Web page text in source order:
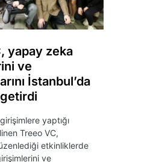
yapay zeka
ve
İstanbul’da
yaptığı
Treeo VC,
etkinliklerde
ve